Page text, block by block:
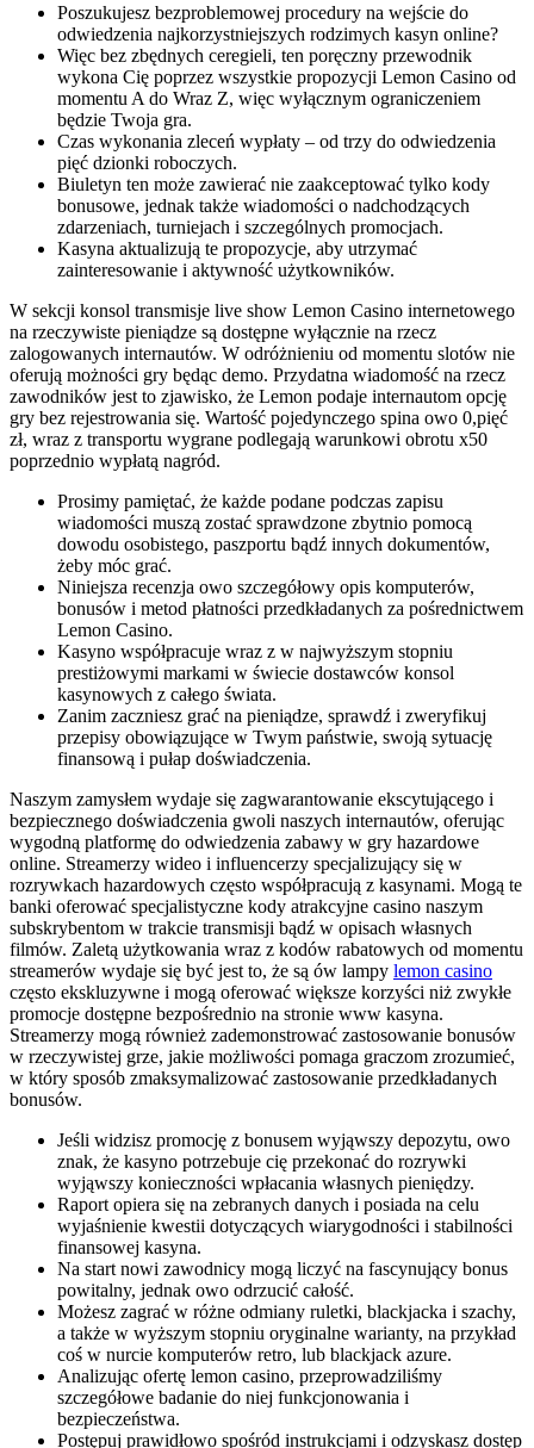
Poszukujesz bezproblemowej procedury na wejście do
odwiedzenia najkorzystniejszych rodzimych kasyn online?
Więc bez zbędnych ceregieli, ten poręczny przewodnik
wykona Cię poprzez wszystkie propozycji Lemon Casino od
momentu A do Wraz Z, więc wyłącznym ograniczeniem
będzie Twoja gra.
Czas wykonania zleceń wypłaty – od trzy do odwiedzenia
pięć dzionki roboczych.
Biuletyn ten może zawierać nie zaakceptować tylko kody
bonusowe, jednak także wiadomości o nadchodzących
zdarzeniach, turniejach i szczególnych promocjach.
Kasyna aktualizują te propozycje, aby utrzymać
zainteresowanie i aktywność użytkowników.
W sekcji konsol transmisje live show Lemon Casino internetowego
na rzeczywiste pieniądze są dostępne wyłącznie na rzecz
zalogowanych internautów. W odróżnieniu od momentu slotów nie
oferują możności gry będąc demo. Przydatna wiadomość na rzecz
zawodników jest to zjawisko, że Lemon podaje internautom opcję
gry bez rejestrowania się. Wartość pojedynczego spina owo 0,pięć
zł, wraz z transportu wygrane podlegają warunkowi obrotu x50
poprzednio wypłatą nagród.
Prosimy pamiętać, że każde podane podczas zapisu
wiadomości muszą zostać sprawdzone zbytnio pomocą
dowodu osobistego, paszportu bądź innych dokumentów,
żeby móc grać.
Niniejsza recenzja owo szczegółowy opis komputerów,
bonusów i metod płatności przedkładanych za pośrednictwem
Lemon Casino.
Kasyno współpracuje wraz z w najwyższym stopniu
prestiżowymi markami w świecie dostawców konsol
kasynowych z całego świata.
Zanim zaczniesz grać na pieniądze, sprawdź i zweryfikuj
przepisy obowiązujące w Twym państwie, swoją sytuację
finansową i pułap doświadczenia.
Naszym zamysłem wydaje się zagwarantowanie ekscytującego i
bezpiecznego doświadczenia gwoli naszych internautów, oferując
wygodną platformę do odwiedzenia zabawy w gry hazardowe
online. Streamerzy wideo i influencerzy specjalizujący się w
rozrywkach hazardowych często współpracują z kasynami. Mogą te
banki oferować specjalistyczne kody atrakcyjne casino naszym
subskrybentom w trakcie transmisji bądź w opisach własnych
filmów. Zaletą użytkowania wraz z kodów rabatowych od momentu
streamerów wydaje się być jest to, że są ów lampy lemon casino
często ekskluzywne i mogą oferować większe korzyści niż zwykłe
promocje dostępne bezpośrednio na stronie www kasyna.
Streamerzy mogą również zademonstrować zastosowanie bonusów
w rzeczywistej grze, jakie możliwości pomaga graczom zrozumieć,
w który sposób zmaksymalizować zastosowanie przedkładanych
bonusów.
Jeśli widzisz promocję z bonusem wyjąwszy depozytu, owo
znak, że kasyno potrzebuje cię przekonać do rozrywki
wyjąwszy konieczności wpłacania własnych pieniędzy.
Raport opiera się na zebranych danych i posiada na celu
wyjaśnienie kwestii dotyczących wiarygodności i stabilności
finansowej kasyna.
Na start nowi zawodnicy mogą liczyć na fascynujący bonus
powitalny, jednak owo odrzucić całość.
Możesz zagrać w różne odmiany ruletki, blackjacka i szachy,
a także w wyższym stopniu oryginalne warianty, na przykład
coś w nurcie komputerów retro, lub blackjack azure.
Analizując ofertę lemon casino, przeprowadziliśmy
szczegółowe badanie do niej funkcjonowania i
bezpieczeństwa.
Postępuj prawidłowo spośród instrukcjami i odzyskasz dostęp